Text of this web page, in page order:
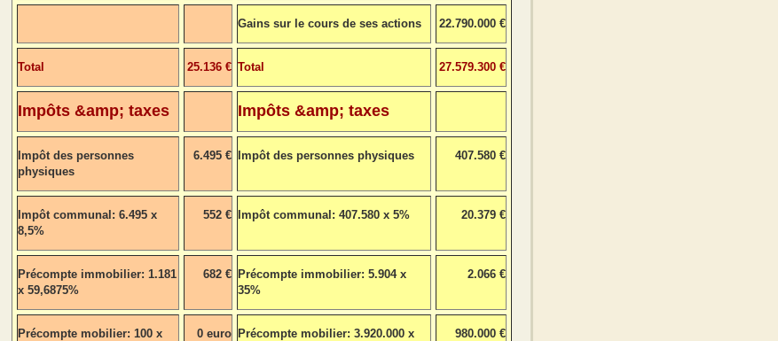
Gains sur le cours de ses actions 22.790.000 €
Total 25.136 € Total 27.579.300 €
Impôts &amp; taxes Impôts &amp; taxes
Impôt des personnes
physiques
6.495 € Impôt des personnes physiques 407.580 €
Impôt communal: 6.495 x
8,5%
552 € Impôt communal: 407.580 x 5% 20.379 €
Précompte immobilier: 1.181
x 59,6875%
682 €
Précompte immobilier: 5.904 x
35%
2.066 €
Précompte mobilier: 100 x
0 euro
Précompte mobilier: 3.920.000 x
980.000 €